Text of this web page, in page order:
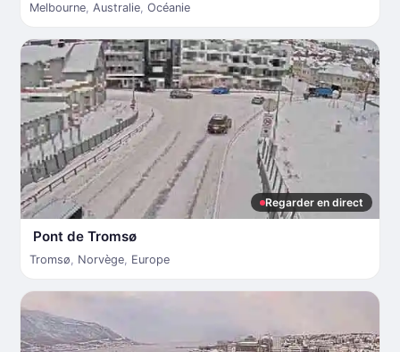
Melbourne, Australie, Océanie
Regarder en direct
Pont de Tromsø
Tromsø, Norvège, Europe